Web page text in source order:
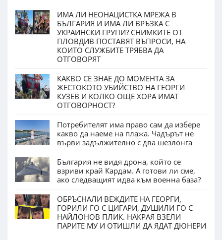
ИМА ЛИ НЕОНАЦИСТКА МРЕЖА В
БЪЛГАРИЯ И ИМА ЛИ ВРЪЗКА С
УКРАИНСКИ ГРУПИ? СНИМКИТЕ ОТ
ПЛОВДИВ ПОСТАВЯТ ВЪПРОСИ, НА
КОИТО СЛУЖБИТЕ ТРЯБВА ДА
ОТГОВОРЯТ
КАКВО СЕ ЗНАЕ ДО МОМЕНТА ЗА
ЖЕСТОКОТО УБИЙСТВО НА ГЕОРГИ
КУЗЕВ И КОЛКО ОЩЕ ХОРА ИМАТ
ОТГОВОРНОСТ?
Потребителят има право сам да избере
какво да наеме на плажа. Чадърът не
върви задължително с два шезлонга
България не видя дрона, който се
взриви край Кардам. А готови ли сме,
ако следващият идва към военна база?
ОБРЪСНАЛИ ВЕЖДИТЕ НА ГЕОРГИ,
ГОРИЛИ ГО С ЦИГАРИ, ДУШИЛИ ГО С
НАЙЛОНОВ ПЛИК. НАКРАЯ ВЗЕЛИ
ПАРИТЕ МУ И ОТИШЛИ ДА ЯДАТ ДЮНЕРИ